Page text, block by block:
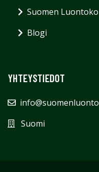
Suomen
Blogi
YHTEYSTIEDOT
Suomi